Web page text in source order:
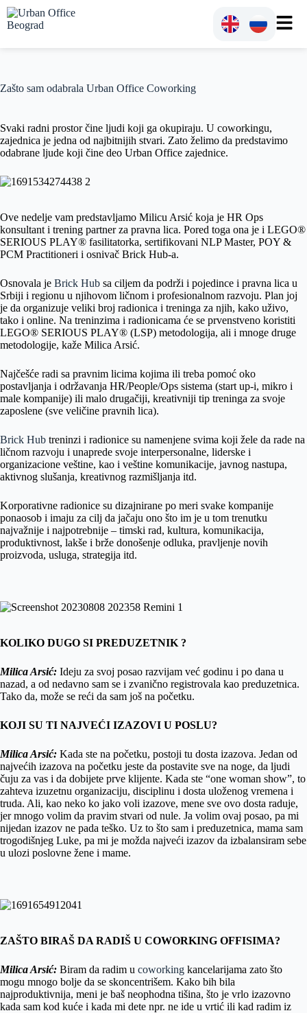
Zašto sam odabrala Urban Office Coworking
Svaki radni prostor čine ljudi koji ga okupiraju. U coworkingu,
zajednica je jedna od najbitnijih stvari. Zato želimo da predstavimo
odabrane ljude koji čine deo Urban Office zajednice.
Ove nedelje vam predstavljamo Milicu Arsić koja je HR Ops
konsultant i trening partner za pravna lica. Pored toga ona je i LEGO®
SERIOUS PLAY® fasilitatorka, sertifikovani NLP Master, POY &
PCM Practitioneri i osnivač Brick Hub-a.
Osnovala je Brick Hub sa ciljem da podrži i pojedince i pravna lica u
Srbiji i regionu u njihovom ličnom i profesionalnom razvoju. Plan joj
je da organizuje veliki broj radionica i treninga za njih, kako uživo,
tako i online. Na treninzima i radionicama će se prvenstveno koristiti
LEGO® SERIOUS PLAY® (LSP) metodologija, ali i mnoge druge
metodologije, kaže Milica Arsić.
Najčešće radi sa pravnim licima kojima ili treba pomoć oko
postavljanja i održavanja HR/People/Ops sistema (start up-i, mikro i
male kompanije) ili malo drugačiji, kreativniji tip treninga za svoje
zaposlene (sve veličine pravnih lica).
Brick Hub treninzi i radionice su namenjene svima koji žele da rade na
ličnom razvoju i unaprede svoje interpersonalne, liderske i
organizacione veštine, kao i veštine komunikacije, javnog nastupa,
aktivnog slušanja, kreativnog razmišljanja itd.
Korporativne radionice su dizajnirane po meri svake kompanije
ponaosob i imaju za cilj da jačaju ono što im je u tom trenutku
najvažnije i najpotrebnije – timski rad, kultura, komunikacija,
produktivnost, lakše i brže donošenje odluka, pravljenje novih
proizvoda, usluga, strategija itd.
KOLIKO DUGO SI PREDUZETNIK ?
Milica Arsić: Ideju za svoj posao razvijam već godinu i po dana u
nazad, a od nedavno sam se i zvanično registrovala kao preduzetnica.
Tako da, može se reći da sam još na početku.
KOJI SU TI NAJVEĆI IZAZOVI U POSLU?
Milica Arsić: Kada ste na početku, postoji tu dosta izazova. Jedan od
najvećih izazova na početku jeste da postavite sve na noge, da ljudi
čuju za vas i da dobijete prve klijente. Kada ste “one woman show”, to
zahteva izuzetnu organizaciju, disciplinu i dosta uloženog vremena i
truda. Ali, kao neko ko jako voli izazove, mene sve ovo dosta raduje,
jer mnogo volim da pravim stvari od nule. Ja volim ovaj posao, pa mi
nijedan izazov ne pada teško. Uz to što sam i preduzetnica, mama sam
trogodišnjeg Luke, pa mi je možda najveći izazov da izbalansiram sebe
u ulozi poslovne žene i mame.
ZAŠTO BIRAŠ DA RADIŠ U COWORKING OFFISIMA?
Milica Arsić: Biram da radim u coworking kancelarijama zato što
mogu mnogo bolje da se skoncentrišem. Kako bih bila
najproduktivnija, meni je baš neophodna tišina, što je vrlo izazovno
kada sam kod kuće i kada mi dete npr. ne ide u vrtić ili kad radim iz